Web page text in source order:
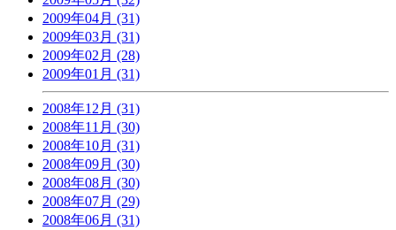
2009年04月 (31)
2009年03月 (31)
2009年02月 (28)
2009年01月 (31)
2008年12月 (31)
2008年11月 (30)
2008年10月 (31)
2008年09月 (30)
2008年08月 (30)
2008年07月 (29)
2008年06月 (31)